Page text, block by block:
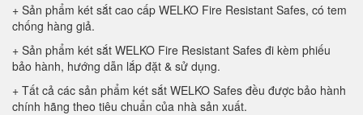
+ Sản phẩm két sắt cao cấp WELKO Fire Resistant Safes, có tem
chống hàng giả.
+ Sản phẩm két sắt WELKO Fire Resistant Safes đi kèm phiếu
bảo hành, hướng dẫn lắp đặt & sử dụng.
+ Tất cả các sản phẩm két sắt WELKO Safes đều được bảo hành
chính hãng theo tiêu chuẩn của nhà sản xuất.